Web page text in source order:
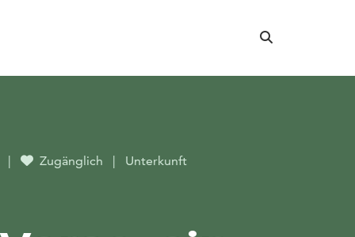
Suche
| Zugänglich | Unterkunft